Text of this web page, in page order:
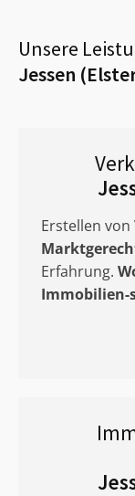
Unsere
Jessen
Erstellen von
Erfahrung.
Immobilien-